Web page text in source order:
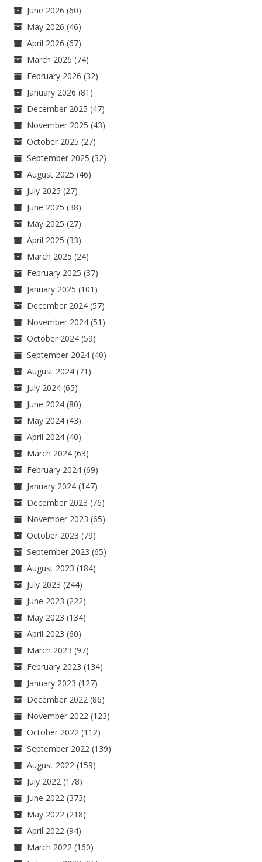
June 2026 (60)
May 2026 (46)
April 2026 (67)
March 2026 (74)
February 2026 (32)
January 2026 (81)
December 2025 (47)
November 2025 (43)
October 2025 (27)
September 2025 (32)
August 2025 (46)
July 2025 (27)
June 2025 (38)
May 2025 (27)
April 2025 (33)
March 2025 (24)
February 2025 (37)
January 2025 (101)
December 2024 (57)
November 2024 (51)
October 2024 (59)
September 2024 (40)
August 2024 (71)
July 2024 (65)
June 2024 (80)
May 2024 (43)
April 2024 (40)
March 2024 (63)
February 2024 (69)
January 2024 (147)
December 2023 (76)
November 2023 (65)
October 2023 (79)
September 2023 (65)
August 2023 (184)
July 2023 (244)
June 2023 (222)
May 2023 (134)
April 2023 (60)
March 2023 (97)
February 2023 (134)
January 2023 (127)
December 2022 (86)
November 2022 (123)
October 2022 (112)
September 2022 (139)
August 2022 (159)
July 2022 (178)
June 2022 (373)
May 2022 (218)
April 2022 (94)
March 2022 (160)